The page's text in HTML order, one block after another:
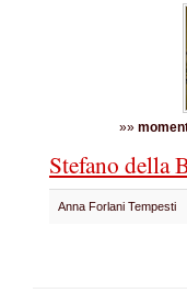
»»
Stefano della
Anna Forlani Tempesti